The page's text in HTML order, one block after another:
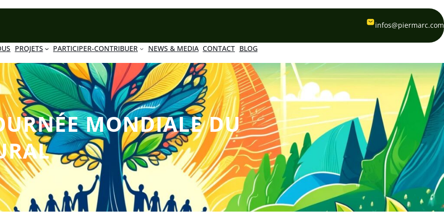
infos@piermarc.com
PROJETS PARTICIPER-CONTRIBUER NEWS & MEDIA CONTACT BLOG
MONDIALE DU